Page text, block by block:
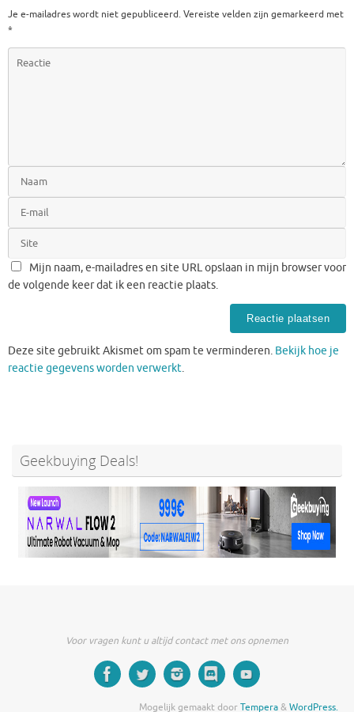
Je e-mailadres wordt niet gepubliceerd. Vereiste velden zijn gemarkeerd met
*
Mijn naam, e-mailadres en site URL opslaan in mijn browser voor
de volgende keer dat ik een reactie plaats.
Deze site gebruikt Akismet om spam te verminderen. Bekijk hoe je
reactie gegevens worden verwerkt.
Geekbuying Deals!
Voor vragen kunt u altijd contact met ons opnemen
Mogelijk gemaakt doorTempera&WordPress.